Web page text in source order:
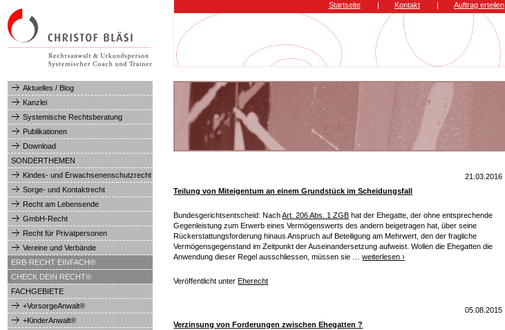
Startseite | Kontakt | Auftrag erteilen
Aktuelles / Blog
Kanzlei
Systemische Rechtsberatung
Publikationen
Download
SONDERTHEMEN
Kindes- und Erwachsenenschutzrecht
Sorge- und Kontaktrecht
Recht am Lebensende
GmbH-Recht
Recht für Privatpersonen
Vereine und Verbände
ERB-RECHT EINFACH®
CHECK DEIN RECHT®
FACHGEBIETE
+VorsorgeAnwalt®
+KinderAnwalt®
21.03.2016
Teilung von Miteigentum an einem Grundstück im Scheidungsfall
Bundesgerichtsentscheid: NachArt. 206 Abs. 1 ZGB hat der Ehegatte, der ohne entsprechende
Gegenleistung zum Erwerb eines Vermögenswerts des andern beigetragen hat, über seine
Rückerstattungsforderung hinaus Anspruch auf Beteiligung am Mehrwert, den der fragliche
Vermögensgegenstand im Zeitpunkt der Auseinandersetzung aufweist. Wollen die Ehegatten die
Anwendung dieser Regel ausschliessen, müssen sie …weiterlesen›
Veröffentlicht unter Eherecht
05.08.2015
Verzinsung von Forderungen zwischen Ehegatten ?